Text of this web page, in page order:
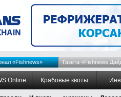
«Fishnews» Газета «Fishnews
Online Крабовые квоты